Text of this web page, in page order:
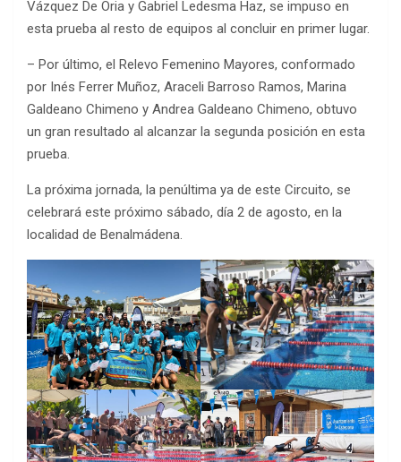
Vázquez De Oria y Gabriel Ledesma Haz, se impuso en
esta prueba al resto de equipos al concluir en primer lugar.
– Por último, el Relevo Femenino Mayores, conformado
por Inés Ferrer Muñoz, Araceli Barroso Ramos, Marina
Galdeano Chimeno y Andrea Galdeano Chimeno, obtuvo
un gran resultado al alcanzar la segunda posición en esta
prueba.
La próxima jornada, la penúltima ya de este Circuito, se
celebrará este próximo sábado, día 2 de agosto, en la
localidad de Benalmádena.